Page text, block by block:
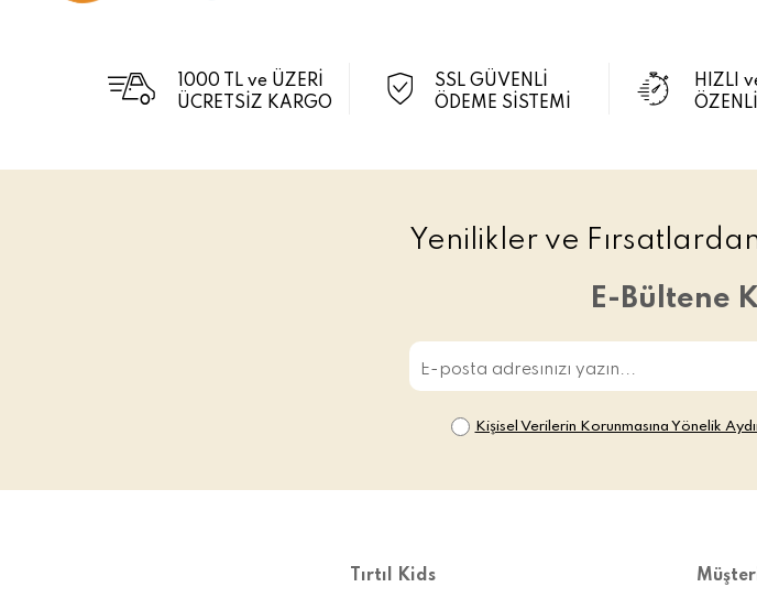
1000 TL ve ÜZERİ
ÜCRETSİZ KARGO
SSL GÜVENLİ
ÖDEME SİSTEMİ
HIZLI
Yenilikler ve
E-Bültene
Kişisel Verilerin Korunmasına Yönelik
Tırtıl Kids